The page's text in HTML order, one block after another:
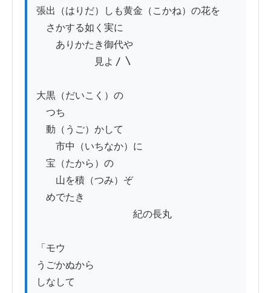
張出（はりだ）しも黄金（こかね）の花を
さかする如く実に
ありかたき御代や
見よ〳〵
大黒（だいこく）の
つち
動（うご）かして
市中（いちなか）に
宝（たから）の
山を積（つみ）ぞ
めでたき
紀の長丸
「モウ
うごかぬから
しなして